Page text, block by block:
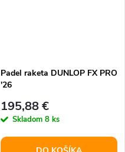
Padel raketa DUNLOP FX PRO
'26
195,88 €
Skladom 8 ks